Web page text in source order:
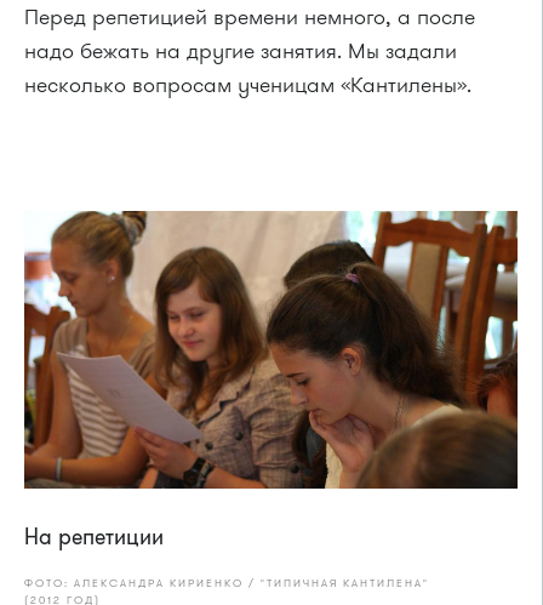
Перед репетицией времени немного, а после
надо бежать на другие занятия. Мы задали
несколько вопросам ученицам «Кантилены».
На репетиции
ФОТО: АЛЕКСАНДРА КИРИЕНКО / "ТИПИЧНАЯ КАНТИЛЕНА"
(2012 ГОД)